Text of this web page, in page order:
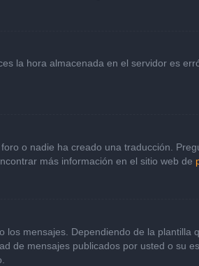
la hora almacenada en el servidor es
o nadie ha creado una traducción.
más información en el sitio web de
mensajes. Dependiendo de la
de mensajes publicados por usted o su